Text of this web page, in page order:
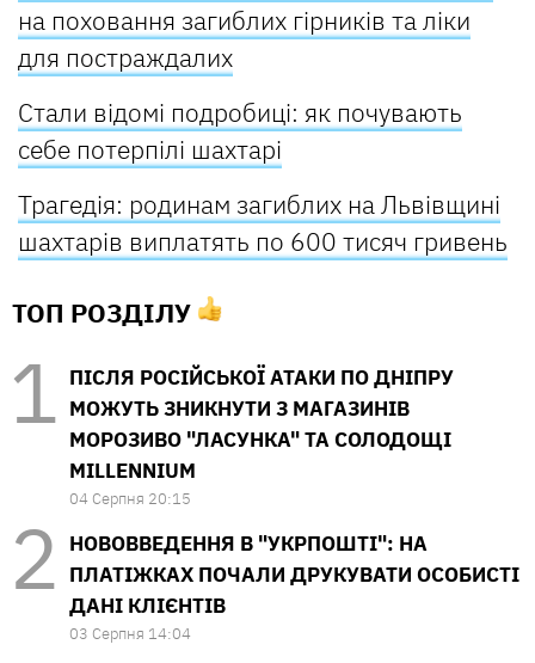
на поховання загиблих гірників та ліки
для постраждалих
Стали відомі подробиці: як почувають
себе потерпілі шахтарі
Трагедія: родинам загиблих на Львівщині
шахтарів виплатять по 600 тисяч гривень
ТОП РОЗДІЛУ
ПІСЛЯ РОСІЙСЬКОЇ АТАКИ ПО ДНІПРУ
МОЖУТЬ ЗНИКНУТИ З МАГАЗИНІВ
МОРОЗИВО "ЛАСУНКА" ТА СОЛОДОЩІ
MILLENNIUM
04 Серпня 20:15
НОВОВВЕДЕННЯ В "УКРПОШТІ": НА
ПЛАТІЖКАХ ПОЧАЛИ ДРУКУВАТИ ОСОБИСТІ
ДАНІ КЛІЄНТІВ
03 Серпня 14:04